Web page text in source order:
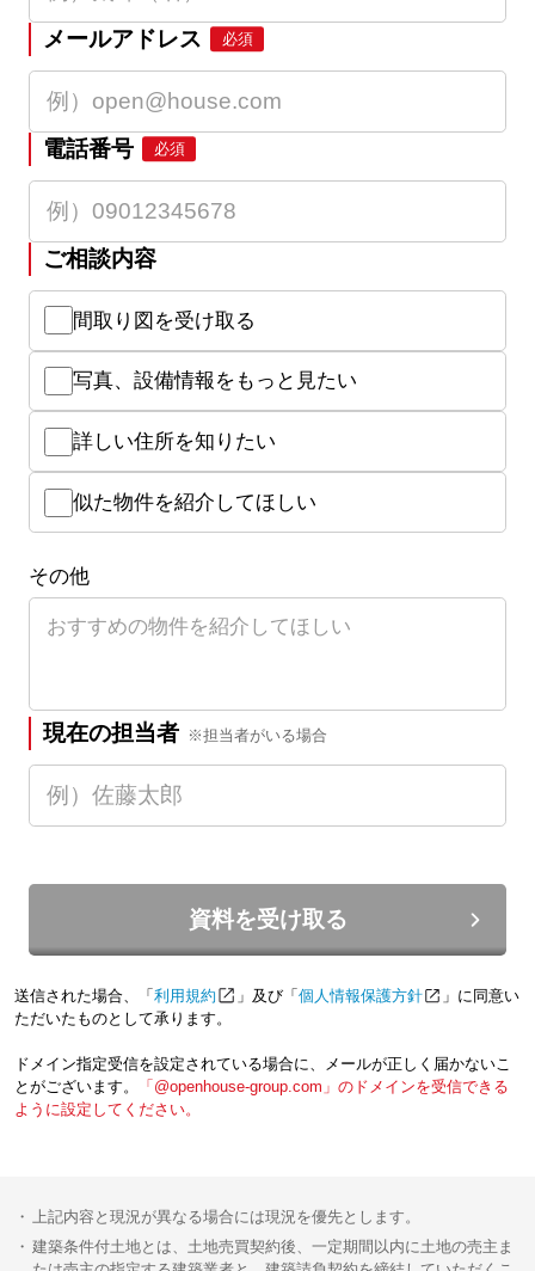
メールアドレス 必須
電話番号 必須
ご相談内容
間取り図を受け取る
写真、設備情報をもっと見たい
詳しい住所を知りたい
似た物件を紹介してほしい
その他
現在の担当者 ※担当者がいる場合
資料を受け取る
送信された場合、「利用規約 」及び「個人情報保護方針
」に同意い
ただいたものとして承ります。
ドメイン指定受信を設定されている場合に、メールが正しく届かないこ
とがございます。
「@openhouse-group.com」のドメインを受信できる
ように設定してください。
上記内容と現況が異なる場合には現況を優先とします。
建築条件付土地とは、土地売買契約後、一定期間以内に土地の売主ま